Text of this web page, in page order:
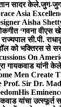
सादर केले.जुग-जुग
Asia
Aisha
‘गवना वीएस
सी.पी.
को भक्तिरस से
On
गायकवाड यांनी
Men Create
Prof. Sir Dr.
His
यांचा उत्स्फूर्त